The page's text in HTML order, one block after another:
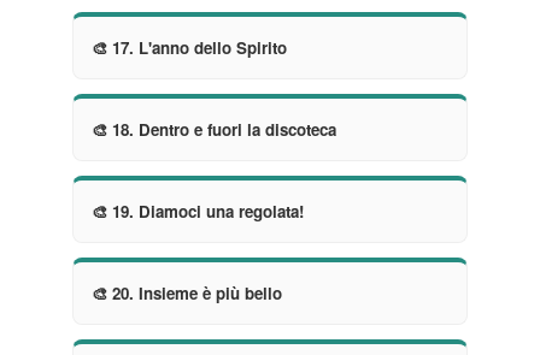
🎨 17. L'anno dello Spirito
🎨 18. Dentro e fuori la discoteca
🎨 19. Diamoci una regolata!
🎨 20. Insieme è più bello